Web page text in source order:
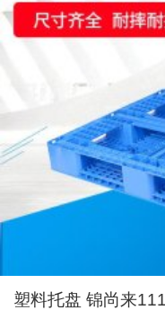
塑料托盘 锦尚来